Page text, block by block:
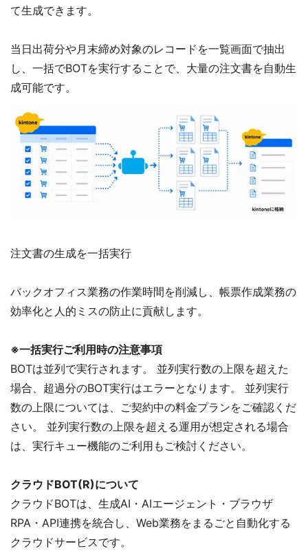
て生成できます。
当日出荷分や月末締め対象のレコードを一覧画面で抽出
し、一括でBOTを実行することで、大量の注文書を自動生
成可能です。
注文書の生成を一括実行
バックオフィス業務の作業時間を削減し、帳票作成業務の
効率化と人的ミスの防止に貢献します。
※一括実行ご利用時の注意事項
BOTは並列で実行されます。 並列実行数の上限を超えた
場合、超過分のBOT実行はエラーとなります。 並列実行
数の上限については、ご契約中の料金プランをご確認くだ
さい。 並列実行数の上限を超える運用が想定される場合
は、実行キュー機能のご利用もご検討ください。
クラウドBOT(R)について
クラウドBOTは、生成AI・AIエージェント・ブラウザ
RPA・API連携を統合し、Web業務をまるごと自動化する
クラウドサービスです。